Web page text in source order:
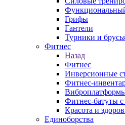
Грифы
Гантели
Турники и
Фитнес
Назад
Фитнес
Инверсионные
Фитнес-
Фитнес-батуты
Красота и
Единоборства